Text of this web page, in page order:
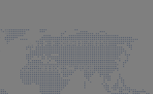
E SPEDIZIONI
Elzi, 32 Grassobbio (BG)